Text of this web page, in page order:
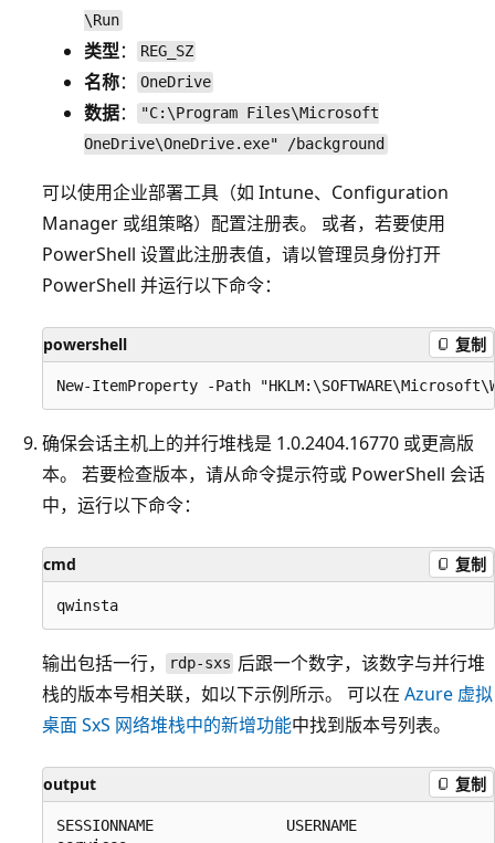
\Run
类型： REG_SZ
名称： OneDrive
数据：
"C:\Program Files\Microsoft
OneDrive\OneDrive.exe" /background
可以使用企业部署工具（如 Intune、Configuration
Manager 或组策略）配置注册表。 或者，若要使用
PowerShell 设置此注册表值，请以管理员身份打开
PowerShell 并运行以下命令：
powershell 复制
确保会话主机上的并行堆栈是 1.0.2404.16770 或更高版
本。 若要检查版本，请从命令提示符或 PowerShell 会话
中，运行以下命令：
cmd 复制
输出包括一行， rdp-sxs 后跟一个数字，该数字与并行堆
栈的版本号相关联，如以下示例所示。 可以在 Azure 虚拟
桌面 SxS 网络堆栈中的新增功能中找到版本号列表。
output 复制
SESSIONNAME               USERNAME